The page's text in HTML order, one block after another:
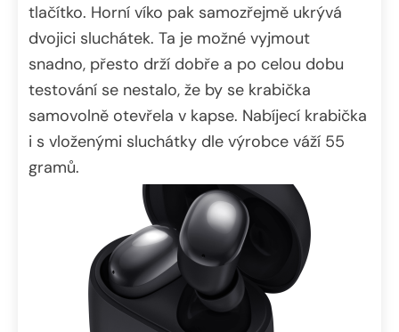
tlačítko. Horní víko pak samozřejmě ukrývá
dvojici sluchátek. Ta je možné vyjmout
snadno, přesto drží dobře a po celou dobu
testování se nestalo, že by se krabička
samovolně otevřela v kapse. Nabíjecí krabička
i s vloženými sluchátky dle výrobce váží 55
gramů.